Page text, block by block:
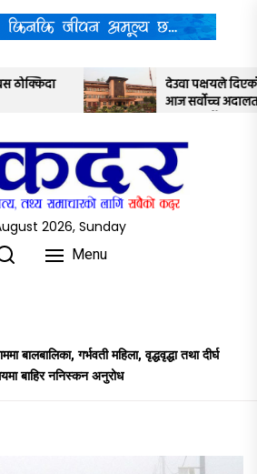
पक्षयले दिएकोे पुनरावलोकन निवेदनमाथि
अदालतका तीन न्यायाधीशले
2026, Sunday
Menu
बालबालिका, गर्भवती महिला, वृद्धवृद्धा तथा दीर्घ
बाहिर ननिस्कन अनुरोध